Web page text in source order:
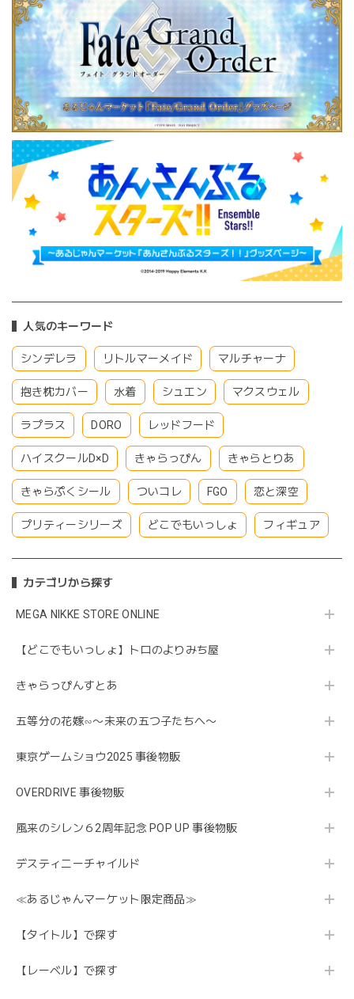
人気のキーワード
シンデレラ リトルマーメイド マルチャーナ
抱き枕カバー 水着 シュエン マクスウェル
ラプラス DORO レッドフード
ハイスクールD×D きゃらっぴん きゃらとりあ
きゃらぷくシール ついコレ FGO 恋と深空
プリティーシリーズ どこでもいっしょ フィギュア
カテゴリから探す
MEGA NIKKE STORE ONLINE
【どこでもいっしょ】トロのよりみち屋
きゃらっぴんすとあ
五等分の花嫁∽〜未来の五つ子たちへ〜
東京ゲームショウ2025 事後物販
OVERDRIVE 事後物販
風来のシレン６2周年記念 POP UP 事後物販
デスティニーチャイルド
≪あるじゃんマーケット限定商品≫
【タイトル】で探す
【レーベル】で探す